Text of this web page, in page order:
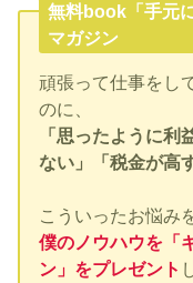
無料book「手元
マガジン
頑張って仕事をし
のに、
「思ったように利
ない」「税金が高
こういったお悩み
僕のノウハウを「
ン」をプレゼント